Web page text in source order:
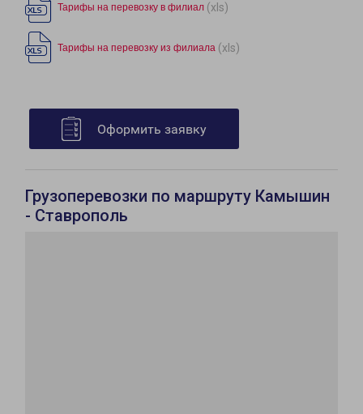
Тарифы на перевозку в филиал (xls)
Тарифы на перевозку из филиала (xls)
Оформить заявку
Грузоперевозки по маршруту Камышин
- Ставрополь